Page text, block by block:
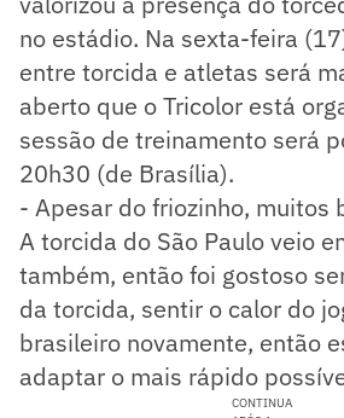
no estádio. Na sexta-feira
entre torcida e atletas será
aberto que o Tricolor está
sessão de treinamento será
20h30 (de Brasília).
- Apesar do friozinho, muitos
A torcida do São Paulo veio
também, então foi gostoso
da torcida, sentir o calor do
brasileiro novamente, então
adaptar o mais rápido
CONTINUA